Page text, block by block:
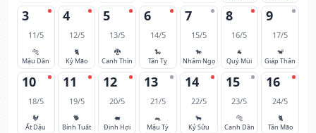
3
11/5
🐅
Mậu Dần
4
12/5
🐈
Kỷ Mão
5
13/5
🐉
Canh Thìn
6
14/5
🐍
Tân Tỵ
7
15/5
🐎
Nhâm Ngọ
8
16/5
🐐
Quý Mùi
9
17/5
🐒
Giáp Thân
10
18/5
🐓
Ất Dậu
11
19/5
🐕
Bính Tuất
12
20/5
🐖
Đinh Hợi
13
21/5
🐀
Mậu Tý
14
22/5
🐂
Kỷ Sửu
15
23/5
🐅
Canh Dần
16
24/5
🐈
Tân Mão